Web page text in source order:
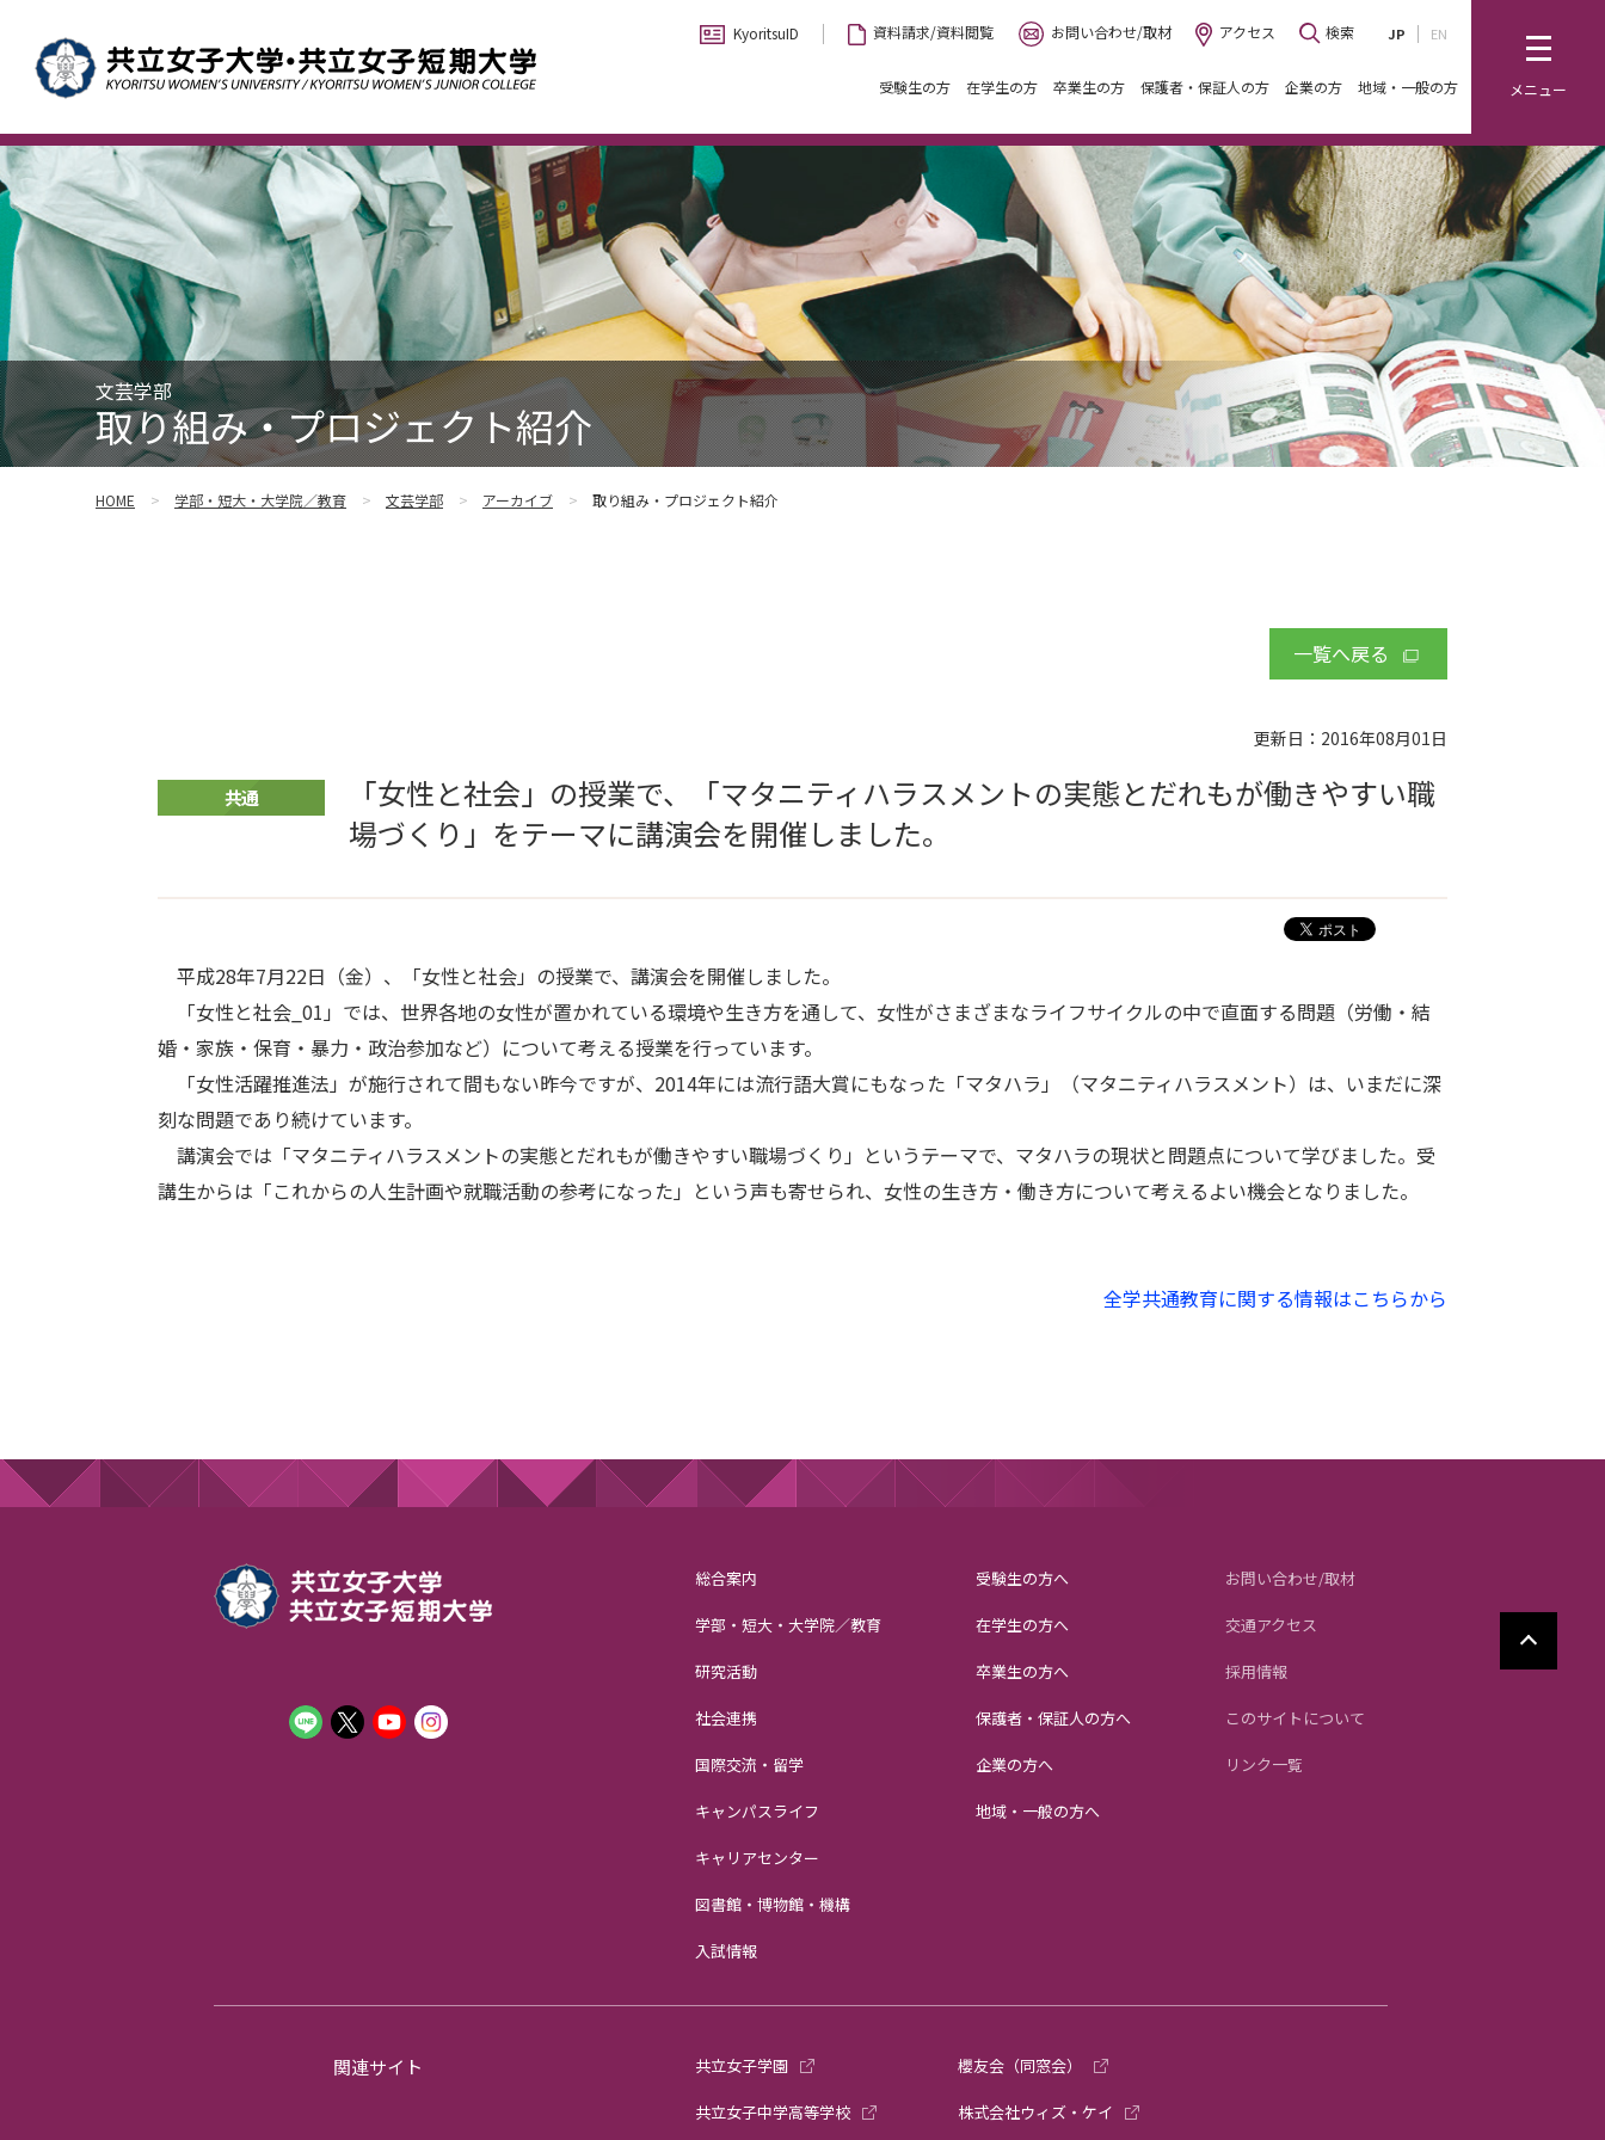
メニュー
検索 JP EN
KyoritsuID 資料請求/資料閲覧 お問い合わせ/取材 アクセス
受験生の方 在学生の方 卒業生の方 保護者・保証人の方 企業の方 地域・一般の方
文芸学部
取り組み・プロジェクト紹介
HOME 学部・短大・大学院／教育 文芸学部 アーカイブ 取り組み・プロジェクト紹介
一覧へ戻る
更新日：2016年08月01日
共通
「女性と社会」の授業で、「マタニティハラスメントの実態とだれもが働きやすい職
場づくり」をテーマに講演会を開催しました。
平成28年7月22日（金）、「女性と社会」の授業で、講演会を開催しました。
「女性と社会_01」では、世界各地の女性が置かれている環境や生き方を通して、女性がさまざまなライフサイクルの中で直面する問題（労働・結
婚・家族・保育・暴力・政治参加など）について考える授業を行っています。
「女性活躍推進法」が施行されて間もない昨今ですが、2014年には流行語大賞にもなった「マタハラ」（マタニティハラスメント）は、いまだに深
刻な問題であり続けています。
講演会では「マタニティハラスメントの実態とだれもが働きやすい職場づくり」というテーマで、マタハラの現状と問題点について学びました。受
講生からは「これからの人生計画や就職活動の参考になった」という声も寄せられ、女性の生き方・働き方について考えるよい機会となりました。
全学共通教育に関する情報はこちらから
総合案内
学部・短大・大学院／教育
研究活動
社会連携
国際交流・留学
キャンパスライフ
キャリアセンター
図書館・博物館・機構
入試情報
受験生の方へ
在学生の方へ
卒業生の方へ
保護者・保証人の方へ
企業の方へ
地域・一般の方へ
お問い合わせ/取材
交通アクセス
採用情報
このサイトについて
リンク一覧
関連サイト 共立女子学園
共立女子中学高等学校
櫻友会（同窓会）
株式会社ウィズ・ケイ